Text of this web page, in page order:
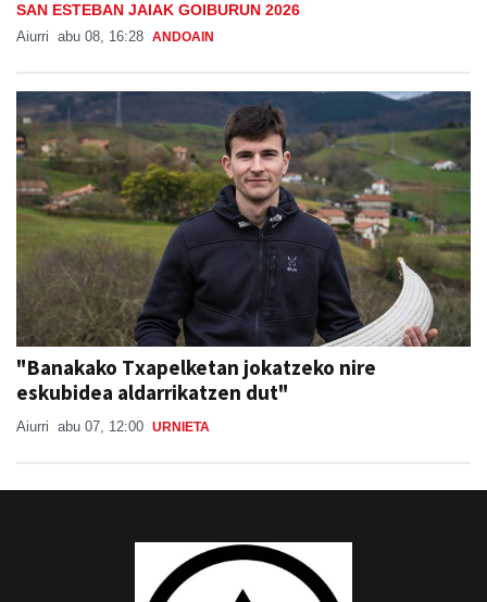
SAN ESTEBAN JAIAK GOIBURUN 2026
Aiurri abu 08, 16:28 ANDOAIN
"Banakako Txapelketan jokatzeko nire
eskubidea aldarrikatzen dut"
Aiurri abu 07, 12:00 URNIETA